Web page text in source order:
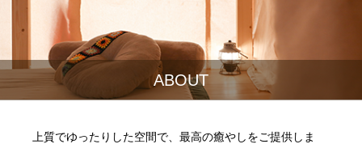
ABOUT
上質でゆったりした空間で、最高の癒やしをご提供しま